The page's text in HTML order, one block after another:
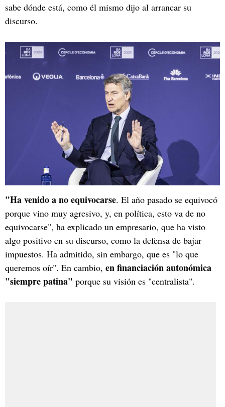
sabe dónde está, como él mismo dijo al arrancar su
discurso.
"Ha venido a no equivocarse. El año pasado se equivocó
porque vino muy agresivo, y, en política, esto va de no
equivocarse", ha explicado un empresario, que ha visto
algo positivo en su discurso, como la defensa de bajar
impuestos. Ha admitido, sin embargo, que es "lo que
queremos oír". En cambio, en financiación autonómica
"siempre patina" porque su visión es "centralista".